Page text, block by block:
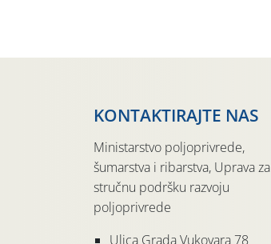
KONTAKTIRAJTE NAS
Ministarstvo poljoprivrede,
šumarstva i ribarstva, Uprava za
stručnu podršku razvoju
poljoprivrede
Ulica Grada Vukovara 78